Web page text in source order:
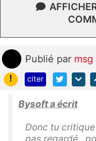
Publié par msg
!
citer
Bysoft a écrit
Donc tu
pas